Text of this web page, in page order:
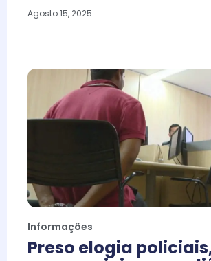
Agosto 15, 2025
Informações
Preso elogia